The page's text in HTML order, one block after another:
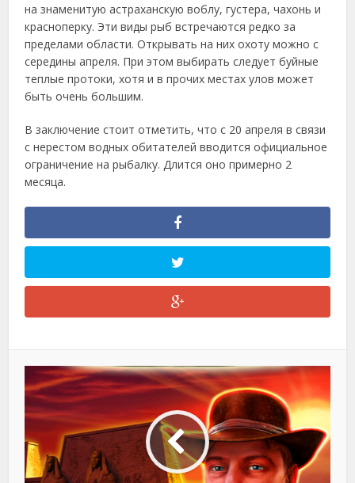
на знаменитую астраханскую воблу, густера, чахонь и
красноперку. Эти виды рыб встречаются редко за
пределами области. Открывать на них охоту можно с
середины апреля. При этом выбирать следует буйные
теплые протоки, хотя и в прочих местах улов может
быть очень большим.
В заключение стоит отметить, что с 20 апреля в связи
с нерестом водных обитателей вводится официальное
ограничение на рыбалку. Длится оно примерно 2
месяца.